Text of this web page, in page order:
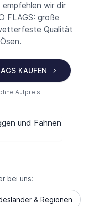
wir dir
FLAGS: große
Qualität
KAUFEN
Aufpreis.
bei uns:
& Regionen